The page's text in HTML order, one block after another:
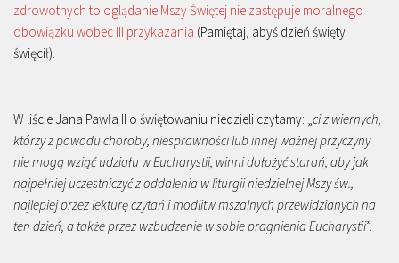
zdrowotnych to oglądanie Mszy Świętej nie zastępuje moralnego
obowiązku wobec III przykazania (Pamiętaj, abyś dzień święty
święcił).
W liście Jana Pawła II o świętowaniu niedzieli czytamy: „ci z wiernych,
którzy z powodu choroby, niesprawności lub innej ważnej przyczyny
nie mogą wziąć udziału w Eucharystii, winni dołożyć starań, aby jak
najpełniej uczestniczyć z oddalenia w liturgii niedzielnej Mszy św.,
najlepiej przez lekturę czytań i modlitw mszalnych przewidzianych na
ten dzień, a także przez wzbudzenie w sobie pragnienia Eucharystii”.